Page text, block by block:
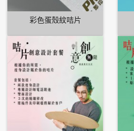
彩色蛋殼紋咭片